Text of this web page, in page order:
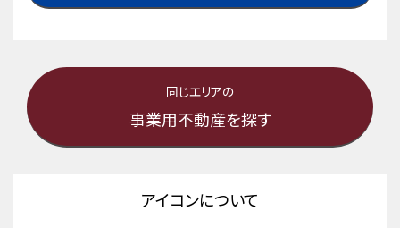
同じエリアの
事業用不動産を探す
アイコンについて